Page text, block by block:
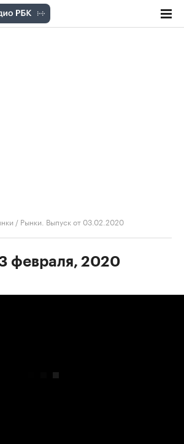
/ Рынки. Выпуск от 03.02.2020
февраля, 2020